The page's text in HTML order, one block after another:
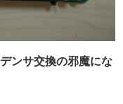
ンサ交換の邪魔にな